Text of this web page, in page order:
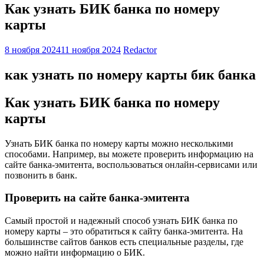
Как узнать БИК банка по номеру
карты
8 ноября 202411 ноября 2024 Redactor
как узнать по номеру карты бик банка
Как узнать БИК банка по номеру
карты
Узнать БИК банка по номеру карты можно несколькими
способами. Например, вы можете проверить информацию на
сайте банка-эмитента, воспользоваться онлайн-сервисами или
позвонить в банк.
Проверить на сайте банка-эмитента
Самый простой и надежный способ узнать БИК банка по
номеру карты – это обратиться к сайту банка-эмитента. На
большинстве сайтов банков есть специальные разделы, где
можно найти информацию о БИК.